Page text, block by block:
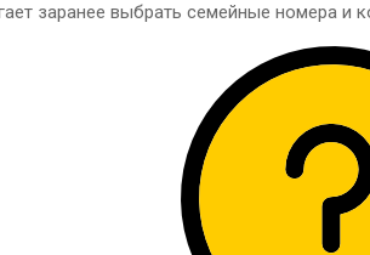
заранее выбрать семейные номера и